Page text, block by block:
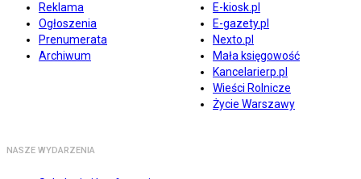
Reklama
Ogłoszenia
Prenumerata
Archiwum
E-kiosk.pl
E-gazety.pl
Nexto.pl
Mała księgowość
Kancelarierp.pl
Wieści Rolnicze
Życie Warszawy
NASZE WYDARZENIA